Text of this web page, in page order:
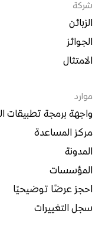
شركة
الزبائن
الجوائز
الامتثال
موارد
واجهة برمجة تطبيقات
مركز المساعدة
المدونة
المؤسسات
احجز عرضًا توضيحيًا
سجل التغييرات